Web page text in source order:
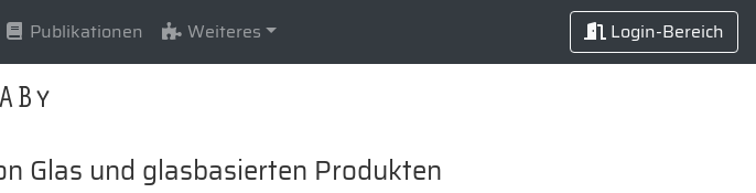
Publikationen Weiteres Login-Bereich
Glas und glasbasierten Produkten